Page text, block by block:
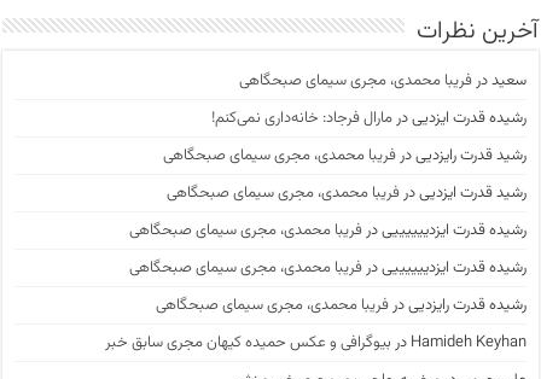
آخرین نظرات
سعیددرفریبا محمدی، مجری سیمای صبحگاهی
رشیده قدرت ایزدییدرمارال فرجاد: خانه‌داری نمی‌کنم!
رشید قدرت رایزدییدرفریبا محمدی، مجری سیمای صبحگاهی
رشید قدرت ایزدییدرفریبا محمدی، مجری سیمای صبحگاهی
رشیده قدرت ایزدیییییییدرفریبا محمدی، مجری سیمای صبحگاهی
رشیده قدرت ایزدیییییییدرفریبا محمدی، مجری سیمای صبحگاهی
رشیده قدرت رایزدییدرفریبا محمدی، مجری سیمای صبحگاهی
Hamideh Keyhan در بیوگرافی و عکس حمیده کیهان مجری سابق خبر